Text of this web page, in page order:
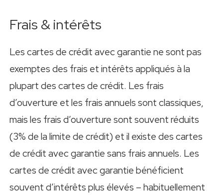
Frais & intérêts
Les cartes de crédit avec garantie ne sont pas
exemptes des frais et intérêts appliqués à la
plupart des cartes de crédit. Les frais
d’ouverture et les frais annuels sont classiques,
mais les frais d’ouverture sont souvent réduits
(3% de la limite de crédit) et il existe des cartes
de crédit avec garantie sans frais annuels. Les
cartes de crédit avec garantie bénéficient
souvent d’intérêts plus élevés – habituellement